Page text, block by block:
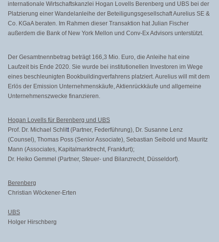
internationale Wirtschaftskanzlei Hogan Lovells Berenberg und UBS bei der
Platzierung einer Wandelanleihe der Beteiligungsgesellschaft Aurelius SE &
Co. KGaA beraten. Im Rahmen dieser Transaktion hat Julian Fischer
außerdem die Bank of New York Mellon und Conv-Ex Advisors unterstützt.
Der Gesamtnennbetrag beträgt 166,3 Mio. Euro, die Anleihe hat eine
Laufzeit bis Ende 2020. Sie wurde bei institutionellen Investoren im Wege
eines beschleunigten Bookbuildingverfahrens platziert. Aurelius will mit dem
Erlös der Emission Unternehmenskäufe, Aktienrückkäufe und allgemeine
Unternehmenszwecke finanzieren.
Hogan Lovells für Berenberg und UBS
Prof. Dr. Michael Schlitt(Partner, Federführung), Dr. Susanne Lenz
(Counsel), Thomas Poss (Senior Associate), Sebastian Seibold und Mauritz
Mann (Associates, Kapitalmarktrecht, Frankfurt);
Dr. Heiko Gemmel (Partner, Steuer- und Bilanzrecht, Düsseldorf).
Berenberg
Christian Wöckener-Erten
UBS
Holger Hirschberg